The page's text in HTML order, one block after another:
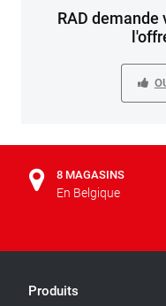
RAD
8 MAGASINS
En Belgique
Produits